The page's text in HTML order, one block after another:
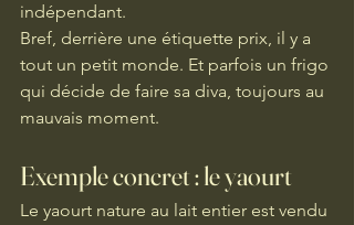
indépendant.
Bref, derrière une étiquette prix, il y a
tout un petit monde. Et parfois un frigo
qui décide de faire sa diva, toujours au
mauvais moment.
Exemple concret : le yaourt
Le yaourt nature au lait entier est vendu